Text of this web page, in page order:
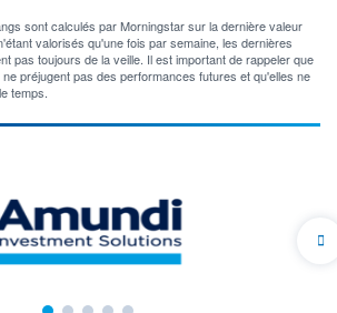
sont calculés par Morningstar sur la dernière valeur
valorisés qu'une fois par semaine, les dernières
pas toujours de la veille. Il est important de rappeler que
préjugent pas des performances futures et qu'elles ne
temps.